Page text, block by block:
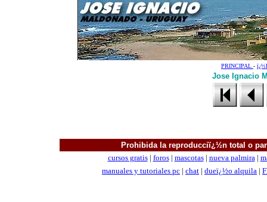
PRINCIPAL -
Jose Ignacio
Prohibida la reproducciï¿½n total o
cursos gratis| foros| mascotas| nueva palmira|
manuales y tutoriales pc | chat | dueï¿½o alquila |